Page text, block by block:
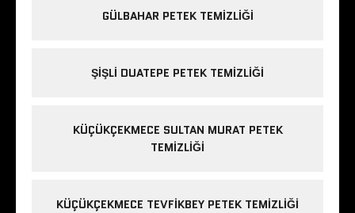
GÜLBAHAR PETEK TEMIZLIĞI
ŞIŞLI DUATEPE PETEK TEMIZLIĞI
KÜÇÜKÇEKMECE SULTAN MURAT PETEK
TEMIZLIĞI
KÜÇÜKÇEKMECE TEVFIKBEY PETEK TEMIZLIĞI